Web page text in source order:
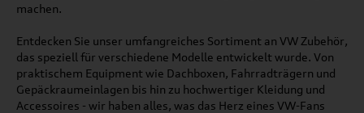
machen.
Entdecken Sie unser umfangreiches Sortiment an VW Zubehör,
das speziell für verschiedene Modelle entwickelt wurde. Von
praktischem Equipment wie Dachboxen, Fahrradträgern und
Gepäckraumeinlagen bis hin zu hochwertiger Kleidung und
Accessoires - wir haben alles, was das Herz eines VW-Fans